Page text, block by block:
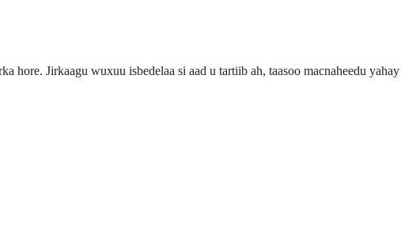
hore. Jirkaagu wuxuu isbedelaa si aad u tartiib ah, taasoo macnaheedu yahay